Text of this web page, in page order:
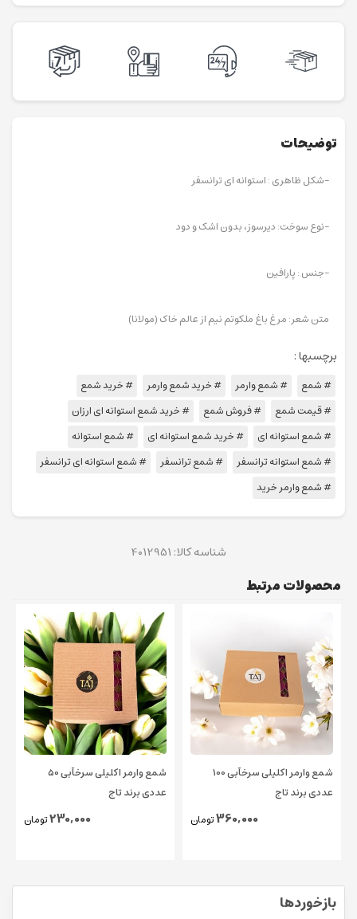
توضیحات
-شکل ظاهری : استوانه ای ترانسفر
-نوع سوخت: دیرسوز، بدون اشک و دود
-جنس : پارافین
متن شعر: مرغ باغ ملکوتم نیم از عالم خاک (مولانا)
برچسبها :
# شمع # شمع وارمر # خرید شمع وارمر
# خرید شمع
# قیمت شمع
# فروش شمع
# خرید شمع استوانه ای ارزان
# شمع استوانه ای
# خرید شمع استوانه ای
# شمع استوانه
# شمع استوانه ترانسفر
# شمع ترانسفر
# شمع استوانه ای ترانسفر
# شمع وارمر خرید
شناسه کالا: 4012951
محصولات مرتبط
شمع وارمر اکلیلی سرخآبی 100
عددی برند تاج
360,000تومان
شمع وارمر اکلیلی سرخآبی 50
عددی برند تاج
230,000تومان
بازخوردها